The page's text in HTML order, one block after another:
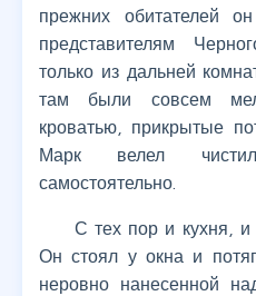
прежних обитателей
представителям
только из дальней
там были совсем
кроватью, прикрытые
Марк велел
самостоятельно.
С тех пор и кухня,
Он стоял у окна и
неровно нанесенной